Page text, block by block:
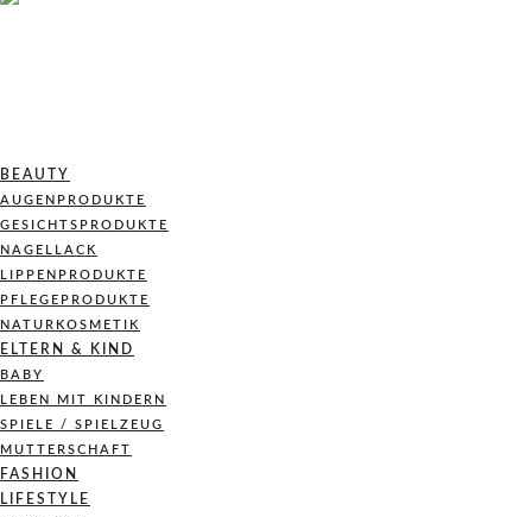
BEAUTY
AUGENPRODUKTE
GESICHTSPRODUKTE
NAGELLACK
LIPPENPRODUKTE
PFLEGEPRODUKTE
NATURKOSMETIK
ELTERN & KIND
BABY
LEBEN MIT KINDERN
SPIELE / SPIELZEUG
MUTTERSCHAFT
FASHION
LIFESTYLE